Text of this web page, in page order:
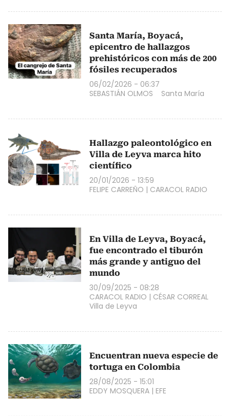
Santa María, Boyacá,
epicentro de hallazgos
prehistóricos con más de 200
fósiles recuperados
06/02/2026 - 06:37
SEBASTIÁN OLMOS
Santa María
Hallazgo paleontológico en
Villa de Leyva marca hito
científico
20/01/2026 - 13:59
FELIPE CARREÑO | CARACOL RADIO
En Villa de Leyva, Boyacá,
fue encontrado el tiburón
más grande y antiguo del
mundo
30/09/2025 - 08:28
CARACOL RADIO | CÉSAR CORREAL
Villa de Leyva
Encuentran nueva especie de
tortuga en Colombia
28/08/2025 - 15:01
EDDY MOSQUERA | EFE